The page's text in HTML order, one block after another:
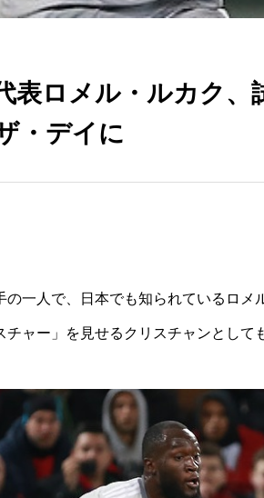
表ロメル・ルカク、
・デイに
一人で、日本でも知られているロメ
ャー」を見せるクリスチャンとして